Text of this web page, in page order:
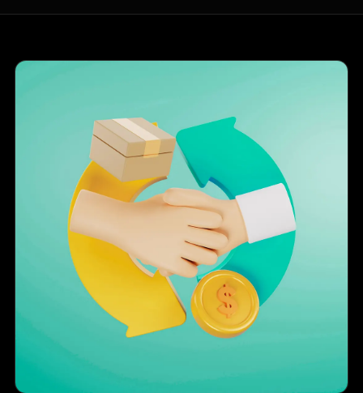
contato@bamassessoria.com
São Paulo / BR
LINKEDINFACEBOOK